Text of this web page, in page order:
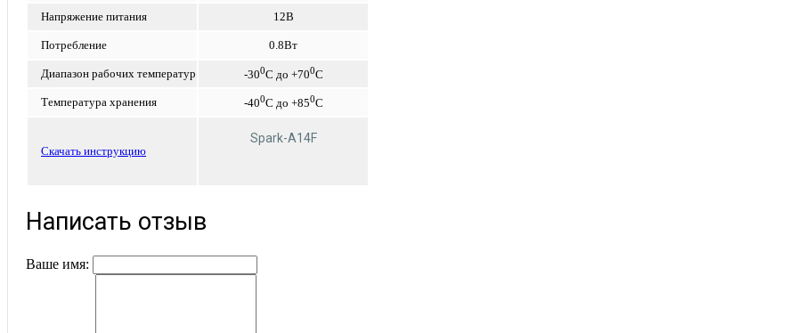
Напряжение питания 12В
Потребление 0.8Вт
Диапазон рабочих температур -300С до +700С
Температура хранения -400С до +850С
Cкачать инструкцию
Spark-A14F
Написать отзыв
Ваше имя: